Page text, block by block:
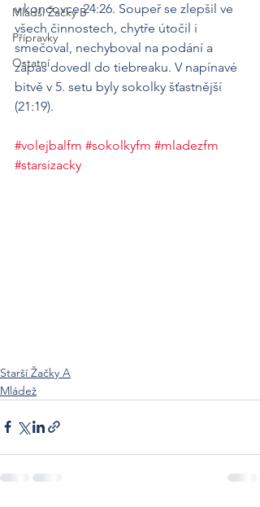
Mladší Žačky B
Přípravky
Ostatní
v koncovce 24:26. Soupeř se zlepšil ve
všech činnostech, chytře útočil i
smečoval, nechyboval na podání a
zápas dovedl do tiebreaku. V napínavé
bitvě v 5. setu byly sokolky šťastnější
(21:19).
#volejbalfm #sokolkyfm #mladezfm
#starsizacky
Starší Žačky A
Mládež